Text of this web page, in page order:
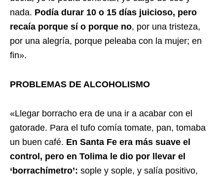
nada. Podía durar 10 o 15 días juicioso, pero
recaía porque sí o porque no, por una tristeza,
por una alegría, porque peleaba con la mujer; en
fin».
PROBLEMAS DE ALCOHOLISMO
«Llegar borracho era de una ir a acabar con el
gatorade. Para el tufo comía tomate, pan, tomaba
un buen café. En Santa Fe era más suave el
control, pero en Tolima le dio por llevar el
‘borrachímetro’: sople y sople, y salía positivo,